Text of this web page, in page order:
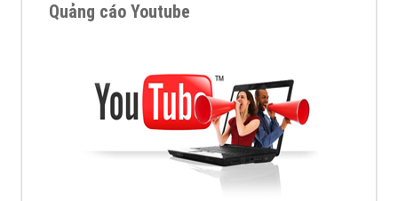
Quảng cáo Youtube